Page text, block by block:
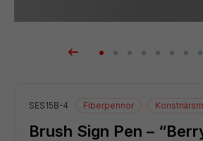
SES15B-4 Fiberpennor
Brush Sign Pen –